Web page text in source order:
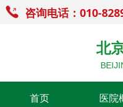
咨询电话：010-
北
首页 医院